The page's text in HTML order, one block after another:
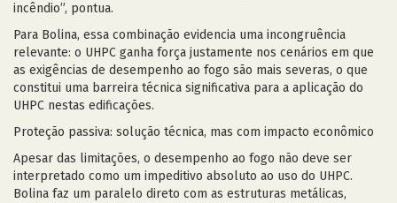
incêndio”, pontua.
Para Bolina, essa combinação evidencia uma incongruência
relevante: o UHPC ganha força justamente nos cenários em que
as exigências de desempenho ao fogo são mais severas, o que
constitui uma barreira técnica significativa para a aplicação do
UHPC nestas edificações.
Proteção passiva: solução técnica, mas com impacto econômico
Apesar das limitações, o desempenho ao fogo não deve ser
interpretado como um impeditivo absoluto ao uso do UHPC.
Bolina faz um paralelo direto com as estruturas metálicas,